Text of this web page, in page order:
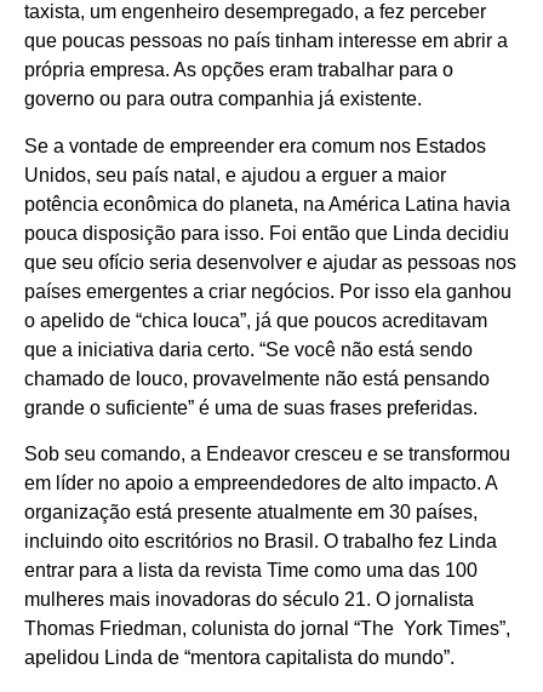
taxista, um engenheiro desempregado, a fez perceber
que poucas pessoas no país tinham interesse em abrir a
própria empresa. As opções eram trabalhar para o
governo ou para outra companhia já existente.
Se a vontade de empreender era comum nos Estados
Unidos, seu país natal, e ajudou a erguer a maior
potência econômica do planeta, na América Latina havia
pouca disposição para isso. Foi então que Linda decidiu
que seu ofício seria desenvolver e ajudar as pessoas nos
países emergentes a criar negócios. Por isso ela ganhou
o apelido de “chica louca”, já que poucos acreditavam
que a iniciativa daria certo. “Se você não está sendo
chamado de louco, provavelmente não está pensando
grande o suficiente” é uma de suas frases preferidas.
Sob seu comando, a Endeavor cresceu e se transformou
em líder no apoio a empreendedores de alto impacto. A
organização está presente atualmente em 30 países,
incluindo oito escritórios no Brasil. O trabalho fez Linda
entrar para a lista da revista Time como uma das 100
mulheres mais inovadoras do século 21. O jornalista
Thomas Friedman, colunista do jornal “The York Times”,
apelidou Linda de “mentora capitalista do mundo”.